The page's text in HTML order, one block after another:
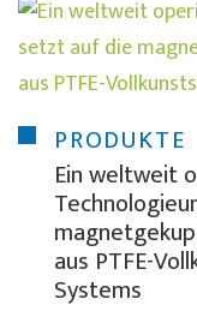
PRODUKTE
Ein weltweit
aus PTFE-
Systems